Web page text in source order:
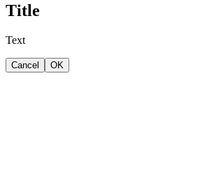
Title
Text
Cancel OK